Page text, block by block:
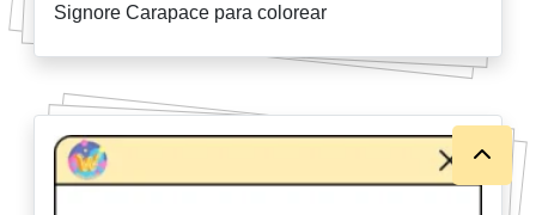
Signore Carapace para colorear